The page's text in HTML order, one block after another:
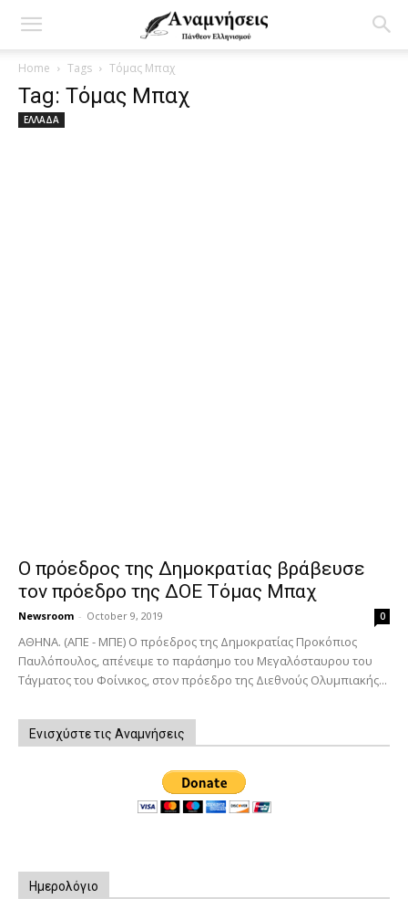
Home Tags Τόμας Μπαχ
Tag: Τόμας Μπαχ
ΕΛΛΑΔΑ
Ο πρόεδρος της Δημοκρατίας βράβευσε
τον πρόεδρο της ΔΟΕ Τόμας Μπαχ
Newsroom - October 9, 2019 0
ΑΘΗΝΑ. (ΑΠΕ - ΜΠΕ) Ο πρόεδρος της Δημοκρατίας Προκόπιος
Παυλόπουλος, απένειμε το παράσημο του Μεγαλόσταυρου του
Τάγματος του Φοίνικος, στον πρόεδρο της Διεθνούς Ολυμπιακής...
Ενισχύστε τις Αναμνήσεις
Ημερολόγιο